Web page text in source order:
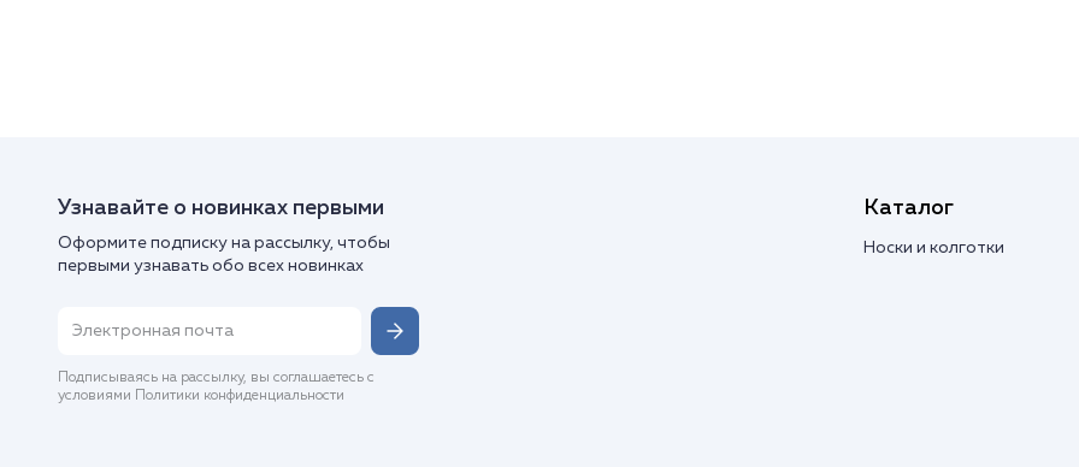
Узнавайте о новинках первыми
Оформите подписку на рассылку, чтобы
первыми узнавать обо всех новинках
Подписываясь на рассылку, вы соглашаетесь с
условиями Политики конфиденциальности
Каталог
Носки и колготки